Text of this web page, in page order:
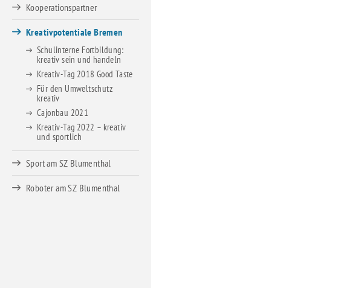
Kooperationspartner
Kreativpotentiale Bremen
Schulinterne Fortbildung:
kreativ sein und handeln
Kreativ-Tag 2018 Good Taste
Für den Umweltschutz
kreativ
Cajonbau 2021
Kreativ-Tag 2022 – kreativ
und sportlich
Sport am SZ Blumenthal
Roboter am SZ Blumenthal
Berufsfachschule für Pflegeassistenz –
Heilerziehungspflege/Altenpflege
Berufsfachschule für Sozialpädagogische Assistenz (Vollzeit)
Berufsfachschule für Sozialpädagogische Assistenz (Teilzeit)
Fachoberschule für Gesundheit und Soziales
Fachschule für Heilerziehungspflege